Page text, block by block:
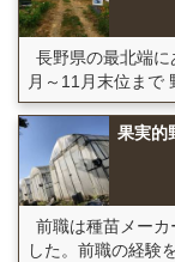
長野県の最北端
月～11月末位まで
果実的
前職は種苗メー
した。前職の経験